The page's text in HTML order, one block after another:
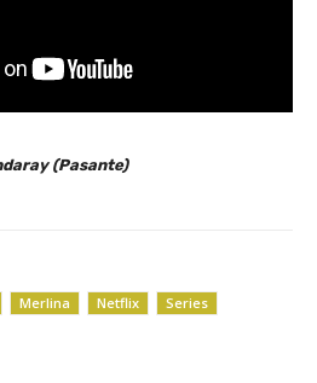
(Pasante)
Merlina Netflix Series